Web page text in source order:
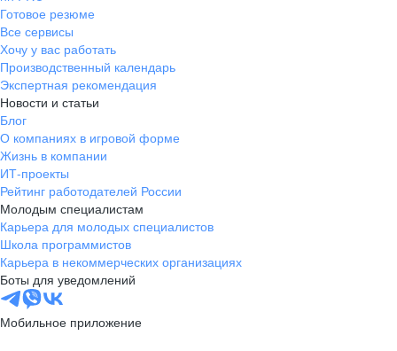
Готовое резюме
Все сервисы
Хочу у вас работать
Производственный календарь
Экспертная рекомендация
Новости и статьи
Блог
О компаниях в игровой форме
Жизнь в компании
ИТ-проекты
Рейтинг работодателей России
Молодым специалистам
Карьера для молодых специалистов
Школа программистов
Карьера в некоммерческих организациях
Боты для уведомлений
Мобильное приложение